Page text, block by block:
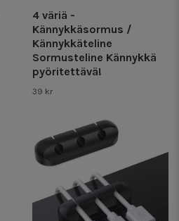
4 väriä -
Kännykkäsormus /
Kännykkäteline
Sormusteline Kännykkä
pyöritettävä!
39 kr